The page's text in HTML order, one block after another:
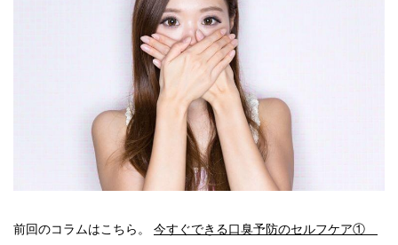
前回のコラムはこちら。 今すぐできる口臭予防のセルフケア①